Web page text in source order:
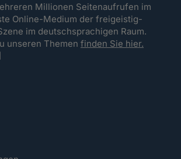
Millionen Seitenaufrufen im
Online-Medium der freigeistig-
im deutschsprachigen Raum.
unseren Themenfinden Sie hier.